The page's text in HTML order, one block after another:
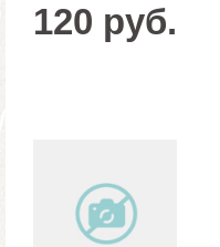
120 руб.